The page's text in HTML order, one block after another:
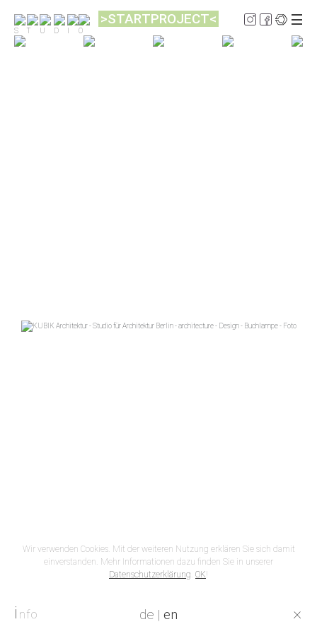
>STARTPROJECT<
Wir verwenden Cookies. Mit der weiteren Nutzung erklären Sie sich damit
einverstanden. Mehr Informationen dazu finden Sie in unserer
Datenschutzerklärung. OK!
i de | en ×